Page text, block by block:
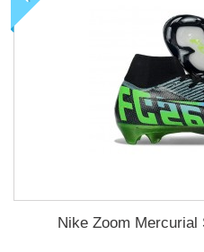
Nike Zoom